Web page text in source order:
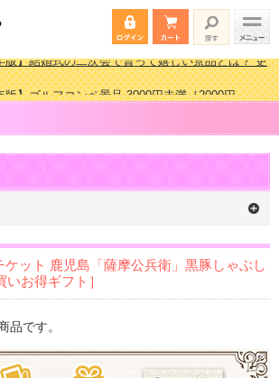
版】ゴルフコンペ景品 3000円未満［2000円～
れしい人気ラ…
版】ビンゴゲーム景品おすすめ金額別人気ランキ
版】ゴルフコンペ景品 3000円未満［2000円～
れしい人気ラ…
ケット 鹿児島「薩摩公兵衛」黒豚しゃぶし
お得ギフト］
品です。